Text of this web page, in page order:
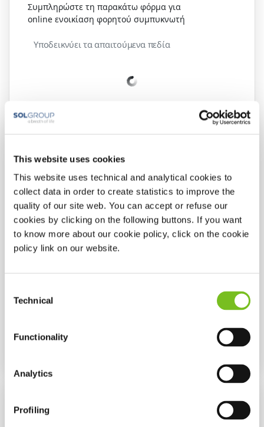
This website uses cookies
This website uses technical and analytical cookies to
collect data in order to create statistics to improve the
quality of our site web. You can accept or refuse our
cookies by clicking on the following buttons. If you want
to know more about our cookie policy, click on the cookie
policy link on our website.
Selection
Technical
Functionality
Analytics
Profiling
Συμπληρώστε τη παρακάτω φόρμα για
online ενοικίαση φορητού συμπυκνωτή
Υποδεικνύει τα απαιτούμενα πεδία
Μεταφερόμενοι Συμπυκνωτές